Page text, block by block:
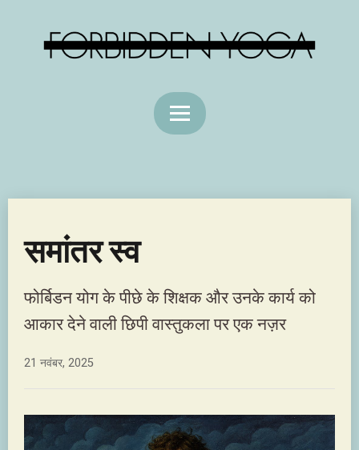
समांतर स्व
फोर्बिडन योग के पीछे के शिक्षक और उनके कार्य को
आकार देने वाली छिपी वास्तुकला पर एक नज़र
21 नवंबर, 2025